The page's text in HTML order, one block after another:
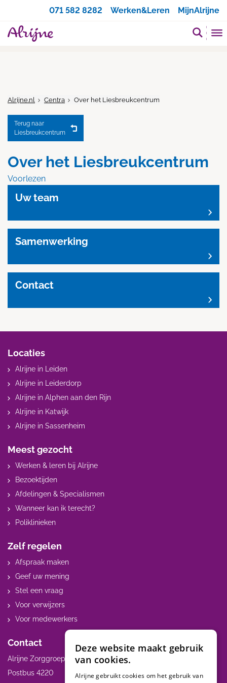
071 582 8282
Werken&Leren MijnAlrijne
Alrijne.nl Centra Over het Liesbreukcentrum
Terug naar
Liesbreukcentrum
Over het Liesbreukcentrum
Voorlezen
Uw team
Samenwerking
Contact
Locaties
Alrijne in Leiden
Alrijne in Leiderdorp
Alrijne in Alphen aan den Rijn
Alrijne in Katwijk
Alrijne in Sassenheim
Meest gezocht
Werken & leren bij Alrijne
Bezoektijden
Afdelingen & Specialismen
Wanneer kan ik terecht?
Poliklinieken
Zelf regelen
Afspraak maken
Geef uw mening
Stel een vraag
Voor verwijzers
Voor medewerkers
Contact
Alrijne Zorggroep
Postbus 4220
Deze website maakt gebruik
van cookies.
Alrijne gebruikt cookies om het gebruik van